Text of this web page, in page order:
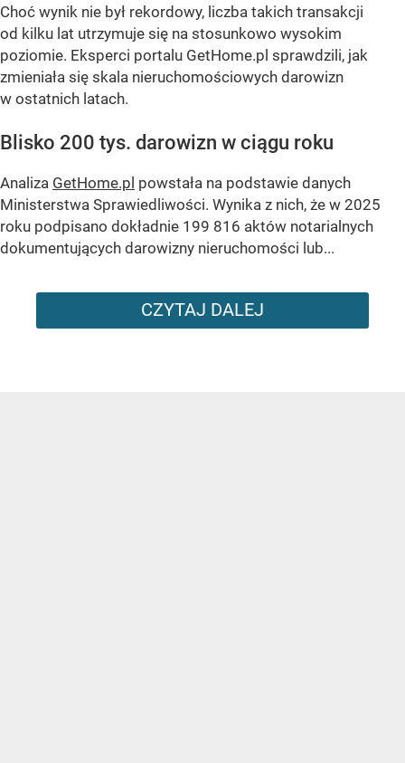
Choć wynik nie był rekordowy, liczba takich transakcji
od kilku lat utrzymuje się na stosunkowo wysokim
poziomie. Eksperci portalu GetHome.pl sprawdzili, jak
zmieniała się skala nieruchomościowych darowizn
w ostatnich latach.
Blisko 200 tys. darowizn w ciągu roku
Analiza GetHome.pl powstała na podstawie danych
Ministerstwa Sprawiedliwości. Wynika z nich, że w 2025
roku podpisano dokładnie 199 816 aktów notarialnych
dokumentujących darowizny nieruchomości lub...
CZYTAJ DALEJ